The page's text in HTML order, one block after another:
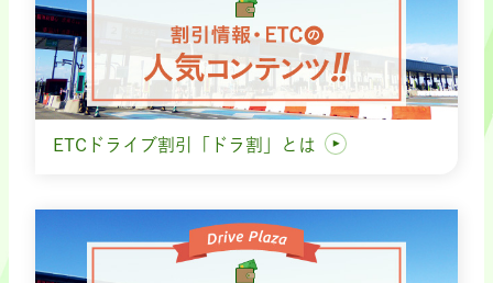
ETCドライブ割引「ドラ割」とは